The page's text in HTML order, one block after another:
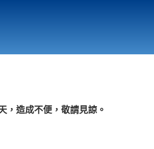
，造成不便，敬請見諒。